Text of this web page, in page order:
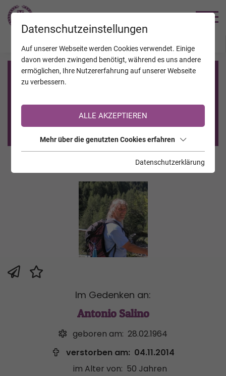
Registrierung auf TrauerHilfe.it
Sie sind noch nicht auf TrauerHilfe.it registriert?
>> zur kostenlosen Registrierung <<
Im Gedenken an:
Antonio Salino
geboren am: 28.02.1964
verstorben am: 04.11.2014
im Alter von: 50 Jahren
Datenschutzeinstellungen
Auf unserer Webseite werden Cookies verwendet. Einige
davon werden zwingend benötigt, während es uns andere
ermöglichen, Ihre Nutzererfahrung auf unserer Webseite
zu verbessern.
ALLE AKZEPTIEREN
Mehr über die genutzten Cookies erfahren
Datenschutzerklärung
JAHRESTAGE KALENDER VERSTORBENE